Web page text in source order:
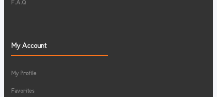
F.A.Q
My Account
My Profile
Favorites